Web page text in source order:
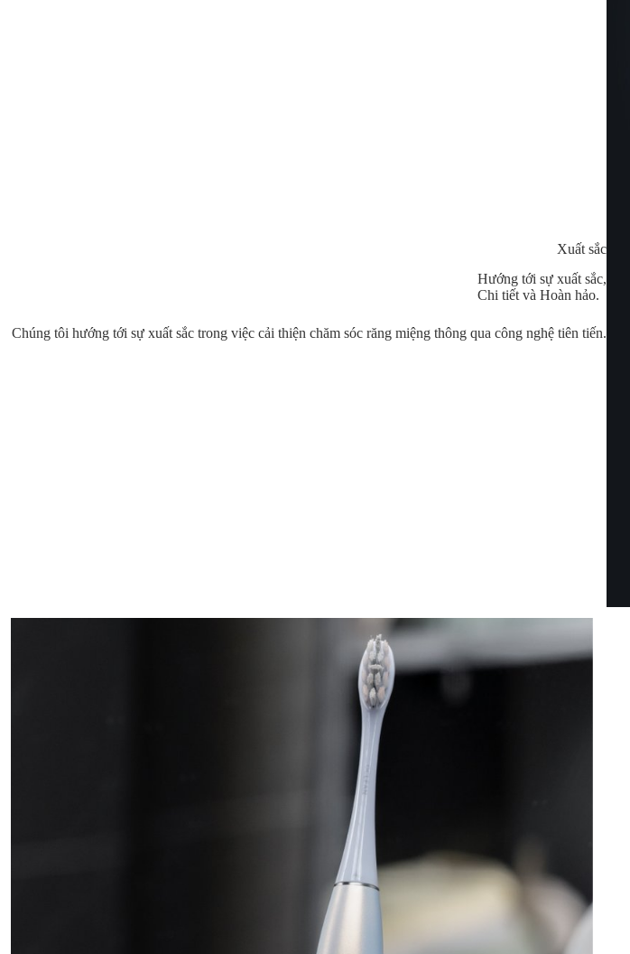
Xuất sắc
Hướng tới sự xuất sắc,
Chi tiết và Hoàn hảo.
Chúng tôi hướng tới sự xuất sắc trong việc cải thiện chăm sóc răng miệng thông qua công nghệ tiên tiến.